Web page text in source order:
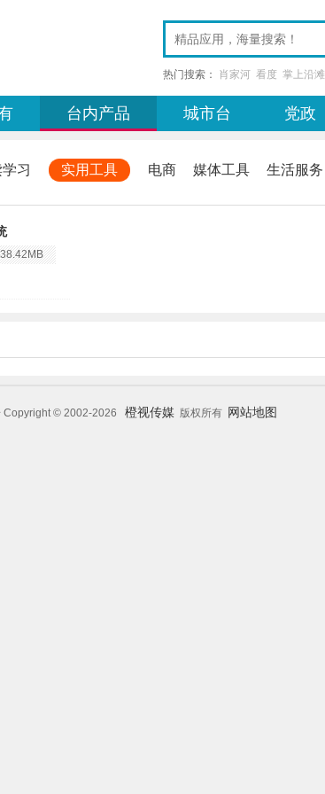
热门搜索： 肖家河 看度 掌上沿滩
台内产品 城市台 党政
习 实用工具 电商 媒体工具 生活服务
Copyright © 2002-2026 橙视传媒 版权所有 网站地图